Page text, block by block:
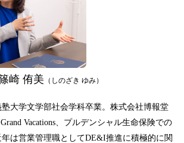
崎 侑美 （しのざき ゆみ）
大学文学部社会学科卒業。株式会社博報堂
Vacations、プルデンシャル生命保険での
は営業管理職としてDE&I推進に積極的に関